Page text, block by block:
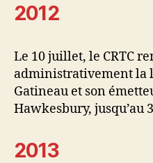
2012
Le 10 juillet, le CRTC
administrativement la
Gatineau et son
Hawkesbury, jusqu’au
2013